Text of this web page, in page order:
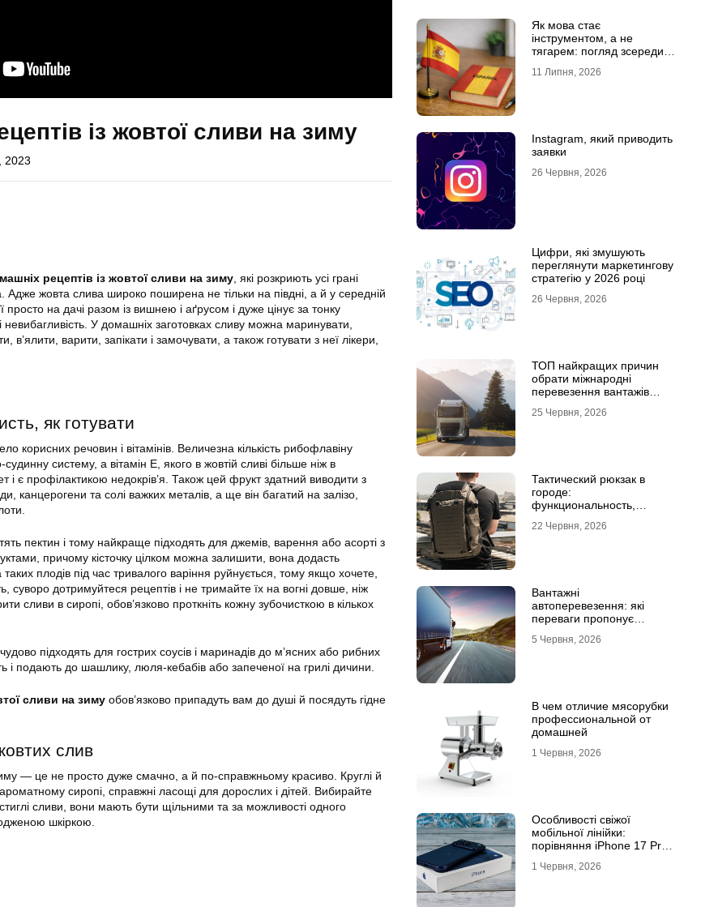
із жовтої сливи на зиму
2023
рецептів із жовтої сливи на зиму, які розкриють усі грані
Адже жовта слива широко поширена не тільки на півдні, а й у середній
просто на дачі разом із вишнею і аґрусом і дуже цінує за тонку
невибагливість. У домашніх заготовках сливу можна маринувати,
в’ялити, варити, запікати і замочувати, а також готувати з неї лікери,
як готувати
корисних речовин і вітамінів. Величезна кількість рибофлавіну
систему, а вітамін Е, якого в жовтій сливі більше ніж в
і є профілактикою недокрів’я. Також цей фрукт здатний виводити з
канцерогени та солі важких металів, а ще він багатий на залізо,
пектин і тому найкраще підходять для джемів, варення або асорті з
причому кісточку цілком можна залишити, вона додасть
плодів під час тривалого варіння руйнується, тому якщо хочете,
суворо дотримуйтеся рецептів і не тримайте їх на вогні довше, ніж
сливи в сиропі, обов’язково проткніть кожну зубочисткою в кількох
підходять для гострих соусів і маринадів до м’ясних або рибних
і подають до шашлику, люля-кебабів або запеченої на грилі дичини.
сливи на зиму обов’язково припадуть вам до душі й посядуть гідне
слив
— це не просто дуже смачно, а й по-справжньому красиво. Круглі й
сиропі, справжні ласощі для дорослих і дітей. Вибирайте
сливи, вони мають бути щільними та за можливості одного
шкіркою.
Як мова стає
інструментом, а не
тягарем: погляд зсередини
11 Липня, 2026
Instagram, який приводить
заявки
26 Червня, 2026
Цифри, які змушують
переглянути маркетингову
стратегію у 2026 році
26 Червня, 2026
ТОП найкращих причин
обрати міжнародні
перевезення вантажів
25 Червня, 2026
Тактический рюкзак в
городе:
функциональность,
глаза
22 Червня, 2026
Вантажні
автоперевезення: які
переваги пропонує
професіоналами
5 Червня, 2026
В чем отличие мясорубки
профессиональной от
домашней
1 Червня, 2026
Особливості свіжої
мобільної лінійки:
порівняння iPhone 17 Pro
1 Червня, 2026